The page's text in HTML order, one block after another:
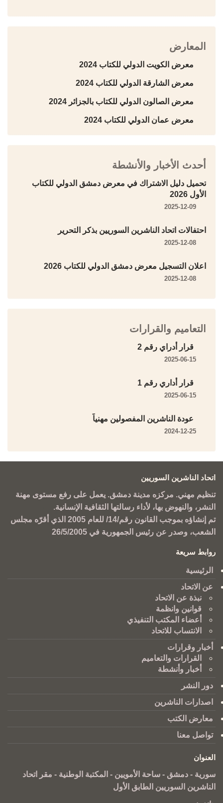
المعارض
معرض الكويت الدولي للكتاب 2024
معرض الشارقة الدولي للكتاب 2024
معرض الصالون الدولي للكتاب بالجزائر 2024
معرض عمان الدولي للكتاب 2024
أحدث الأخبار والأنشطة
تحميل دليل الاشتراك في معرض دمشق الدولي للكتاب
الأول 2026
2025-12-09
احتفالات اتحاد الناشرين السوريين بذكر التحرير
2025-12-08
اعلان التسجيل معرض دمشق الدولي للكتاب 2026
2025-12-08
التعاميم والقرارات
قرار أدراي رقم 2
2025-06-15
قرار أداري رقم 1
2025-06-15
عودة الناشرين المفصولين مهنياً
2024-12-25
اتحاد الناشرين السوريين
تنظيم مهني. مركزه مدينة دمشق. يعمل على رفع مستوى مهنة
النشر، والنهوض بها، لأداء رسالتها الثقافية الإنسانية.
تم إنشاؤه بموجب القانون رقم/14/ للعام 2005 الذي أقرّه مجلس
الشعب، وصدر عن رئيس الجمهورية في 26/5/2005
روابط سريعة
الرئيسية
عن الاتحاد
نبذة عن الاتحاد
قوانين وانظمة
أعضاء المكتب التنفيذي
الانتساب للاتحاد
أخبار وقرارات
القرارات والتعاميم
أخبار وأنشطة
دور النشر
اصدارات الناشرين
معارض الكتب
تواصل معنا
العنوان
سورية - دمشق - ساحة الأمويين - المكتبة الوطنية - مقر اتحاد
الناشرين السوريين الطابق الأول